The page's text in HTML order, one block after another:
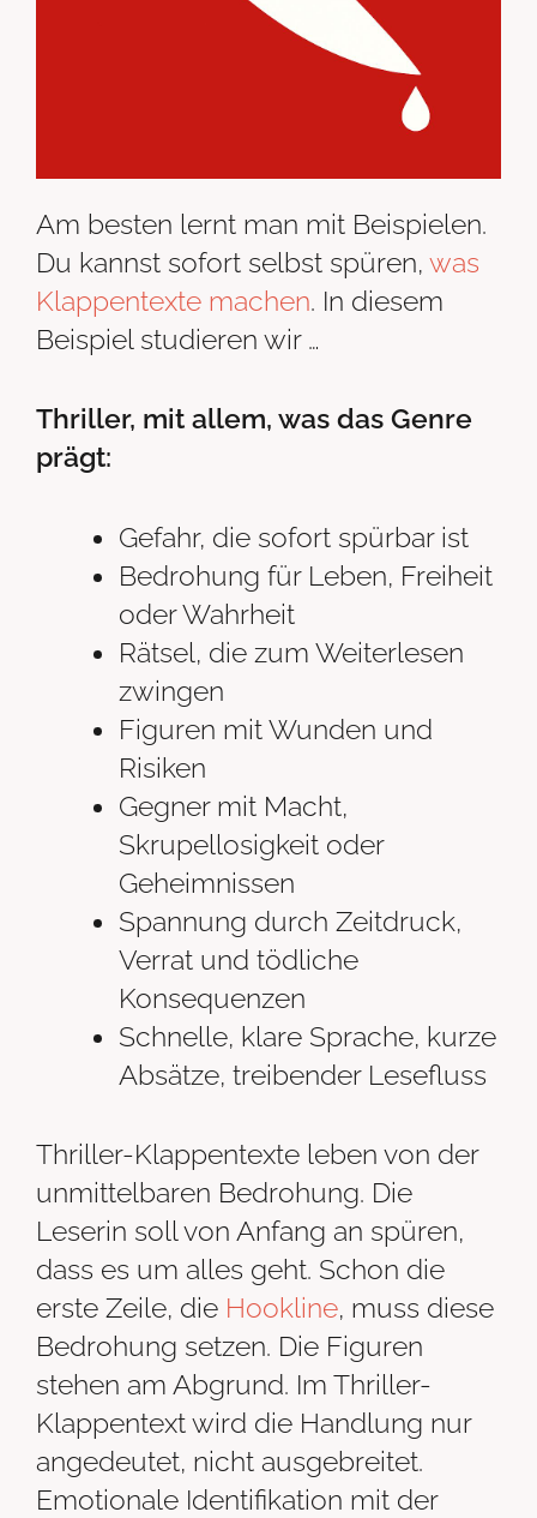
Am besten lernt man mit Beispielen.
Du kannst sofort selbst spüren, was
Klappentexte machen. In diesem
Beispiel studieren wir …
Thriller, mit allem, was das Genre
prägt:
Gefahr, die sofort spürbar ist
Bedrohung für Leben, Freiheit
oder Wahrheit
Rätsel, die zum Weiterlesen
zwingen
Figuren mit Wunden und
Risiken
Gegner mit Macht,
Skrupellosigkeit oder
Geheimnissen
Spannung durch Zeitdruck,
Verrat und tödliche
Konsequenzen
Schnelle, klare Sprache, kurze
Absätze, treibender Lesefluss
Thriller-Klappentexte leben von der
unmittelbaren Bedrohung. Die
Leserin soll von Anfang an spüren,
dass es um alles geht. Schon die
erste Zeile, die Hookline, muss diese
Bedrohung setzen. Die Figuren
stehen am Abgrund. Im Thriller-
Klappentext wird die Handlung nur
angedeutet, nicht ausgebreitet.
Emotionale Identifikation mit der